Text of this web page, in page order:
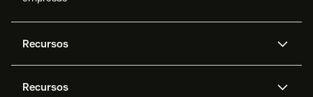
Recursos
Zendesk AI
Mensagens e chat em tempo
Recursos